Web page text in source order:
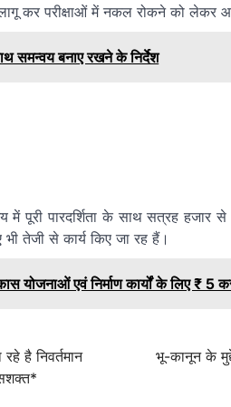
कर परीक्षाओं में नकल रोकने को लेकर
समन्वय बनाए रखने के निर्देश
पूरी पारदर्शिता के साथ सत्रह हजार
तेजी से कार्य किए जा रह हैं।
योजनाओं एवं निर्माण कार्यों के लिए ₹ 5
है निवर्तमान
भू-कानून के